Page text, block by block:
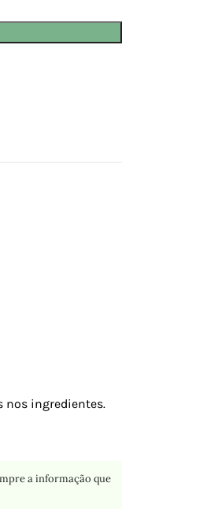
nos ingredientes.
a informação que